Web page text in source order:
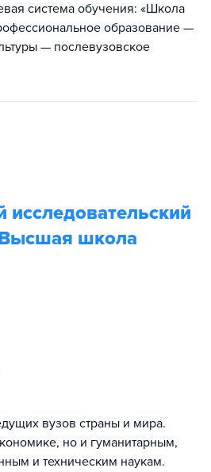
система обучения: «Школа
образование —
— послевузовское
школа
вузов страны и мира.
но и гуманитарным,
и техническим наукам.